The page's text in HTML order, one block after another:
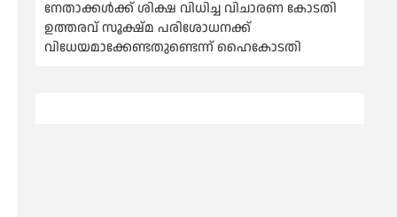
നേതാക്കള്‍ക്ക് ശിക്ഷ വിധിച്ച വിചാരണ കോടതി
ഉത്തരവ് സൂക്ഷ്മ പരിശോധനക്ക്
വിധേയമാക്കേണ്ടതുണ്ടെന്ന് ഹൈകോടതി